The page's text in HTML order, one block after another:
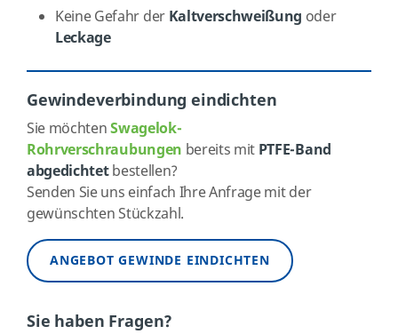
Keine Gefahr der Kaltverschweißung oder
Leckage
Gewindeverbindung eindichten
Sie möchtenSwagelok-
Rohrverschraubungen bereits mit PTFE-Band
abgedichtetbestellen?
Senden Sie uns einfach Ihre Anfrage mit der
gewünschten Stückzahl.
ANGEBOT GEWINDE EINDICHTEN
Sie haben Fragen?